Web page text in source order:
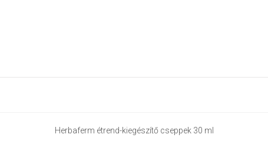
Herbaferm étrend-kiegészítő cseppek 30 ml